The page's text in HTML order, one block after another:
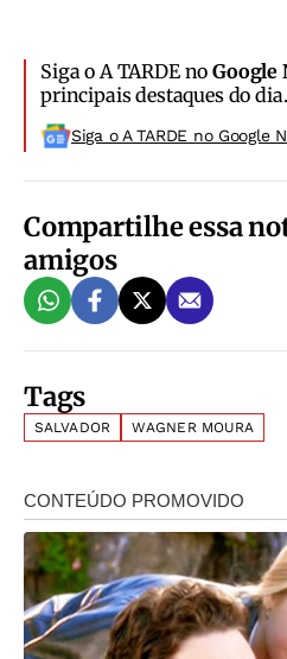
Siga o A TARDE noGoogle
principais destaques do dia.
Siga o A TARDE no Google
Compartilhe essa
amigos
Tags
SALVADOR WAGNER MOURA